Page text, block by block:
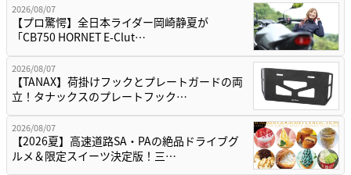
2026/08/07
【プロ驚愕】全日本ライダー岡崎静夏が
「CB750 HORNET E-Clut…
2026/08/07
【TANAX】荷掛けフックとプレートガードの両
立！タナックスのプレートフック…
2026/08/07
【2026夏】高速道路SA・PAの絶品ドライブグ
ルメ＆限定スイーツ決定版！三…